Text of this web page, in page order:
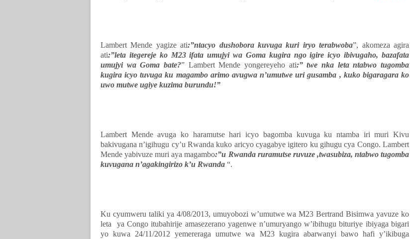
Lambert Mende yagize ati:”ntacyo dushobora kuvuga kuri iryo terabwoba”, akomeza agira
ati:”leta itegereje ko M23 ifata umujyi wa Goma kugira ngo igire icyo ibivugaho, bazafata
umujyi wa Goma bate?” Lambert Mende yongereyeho ati:” twe nka leta ntabwo tugomba
kugira icyo tuvuga ku magambo arimo avugwa n’umutwe uri gusamba , kuko bigaragara ko
uwo mutwe ugiye kuzima burundu!”
Lambert Mende avuga ko haramutse hari icyo bagomba kuvuga ku ntamba iri muri Kivu
bakivugana n’igihugu cy’u Rwanda kuko aricyo cyagabye igitero ku gihugu cya Congo. Lambert
Mende yabivuze muri aya magambo:”u Rwanda ruramutse ruvuze ,twasubiza, ntabwo tugomba
kuvugana n’agakingirizo k’u Rwanda “.
Ku cyumweru taliki ya 4/08/2013, umuyobozi w’umutwe wa M23 Bertrand Bisimwa yavuze ko
leta ya Congo itubahirije amasezerano yagenwe n’umuryango w’ibihugu bituriye ibiyaga bigari
yo kuwa 24/11/2012 yemereraga umutwe wa M23 kugira abarwanyi bawo hafi y’ikibuga